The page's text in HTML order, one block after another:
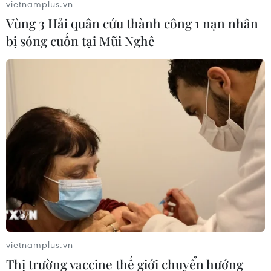
Cách ly 2 bệnh nhân nghi nhiễm virus
corona tại Nghệ An và Bến Tre
31/01/2020 07:42
Bệnh nhân tại Nghệ An lao động tại Trung Quốc, về
nước ngày 17/1, đến ngày 28/1 thì bị sốt, ho, còn bệnh
nhân tại Bến Tre sau khi nghỉ Tết về Trung Quốc trở lại
làm việc tại Khu công nghiệp Giao Long.
vietnamplus.vn
Vùng 3 Hải quân cứu thành công 1 nạn nhân
bị sóng cuốn tại Mũi Nghê
vietnamplus.vn
Thị trường vaccine thế giới chuyển hướng